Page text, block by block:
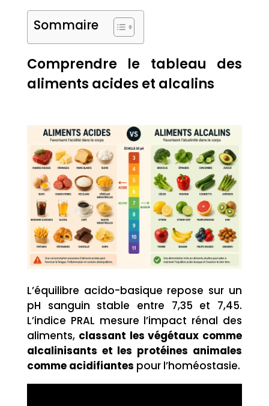
Sommaire
Comprendre le tableau des
aliments acides et alcalins
L’équilibre acido-basique repose sur un
pH sanguin stable entre 7,35 et 7,45.
L’indice PRAL mesure l’impact rénal des
aliments, classant les végétaux comme
alcalinisants et les protéines animales
comme acidifiantes pour l’homéostasie.